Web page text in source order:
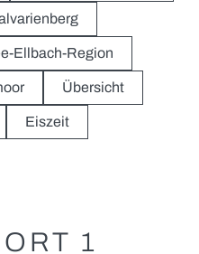
Ellbach-Region
Übersicht
Eiszeit
1